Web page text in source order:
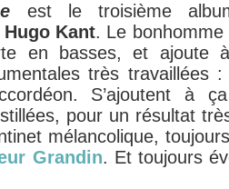
est le troisième
Hugo Kant. Le
en basses, et ajoute
très travaillées
S’ajoutent à
pour un résultat
mélancolique,
Grandin. Et toujours